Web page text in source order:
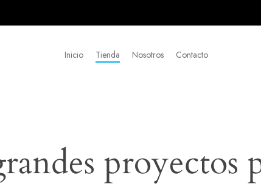
Inicio Tienda Nosotros Contacto
proyectos